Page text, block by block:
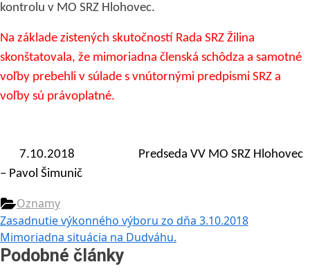
kontrolu v MO SRZ Hlohovec.
Na základe zistených skutočností Rada SRZ Žilina
skonštatovala, že mimoriadna členská schôdza a samotné
voľby prebehli v súlade s vnútornými predpismi SRZ a
voľby sú právoplatné.
7.10.2018
Predseda VV MO SRZ Hlohovec
– Pavol Šimunič
Oznamy
Navigácia
v
článku
Previous
Post:
Zasadnutie výkonného výboru zo dňa 3.10.2018
Next
Post:
Mimoriadna situácia na Dudváhu.
Podobné články